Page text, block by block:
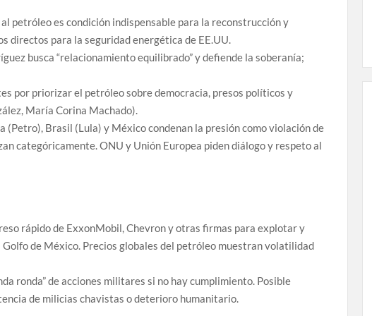
petróleo es condición indispensable para la reconstrucción y
directos para la seguridad energética de EE.UU.
busca “relacionamiento equilibrado” y defiende la soberanía;
por priorizar el petróleo sobre democracia, presos políticos y
María Corina Machado).
(Petro), Brasil (Lula) y México condenan la presión como violación de
categóricamente. ONU y Unión Europea piden diálogo y respeto al
rápido de ExxonMobil, Chevron y otras firmas para explotar y
de México. Precios globales del petróleo muestran volatilidad
ronda” de acciones militares si no hay cumplimiento. Posible
de milicias chavistas o deterioro humanitario.